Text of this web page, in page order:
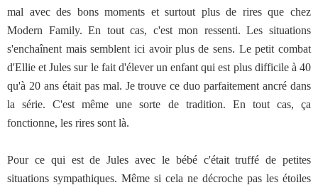
mal avec des bons moments et surtout plus de rires que chez
Modern Family. En tout cas, c'est mon ressenti. Les situations
s'enchaînent mais semblent ici avoir plus de sens. Le petit combat
d'Ellie et Jules sur le fait d'élever un enfant qui est plus difficile à 40
qu'à 20 ans était pas mal. Je trouve ce duo parfaitement ancré dans
la série. C'est même une sorte de tradition. En tout cas, ça
fonctionne, les rires sont là.
Pour ce qui est de Jules avec le bébé c'était truffé de petites
situations sympathiques. Même si cela ne décroche pas les étoiles